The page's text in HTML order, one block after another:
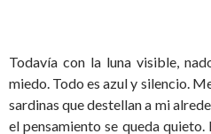
Todavía con la luna visible,
miedo. Todo es azul y silencio.
sardinas que destellan a mi
el pensamiento se queda